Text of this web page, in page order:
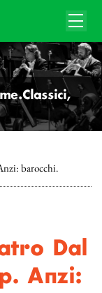
barocchi.
Dal
Anzi: